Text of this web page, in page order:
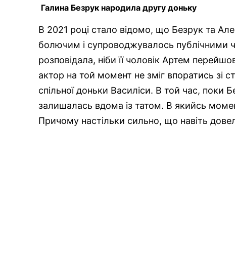
Галина Безрук народила другу доньку
В 2021 році стало відомо, що Безрук та
болючим і супроводжувалось публічними
розповідала, ніби її чоловік Артем
актор на той момент не зміг впоратись зі
спільної доньки Василіси. В той час, поки
залишалась вдома із татом. В якийсь
Причому настільки сильно, що навіть